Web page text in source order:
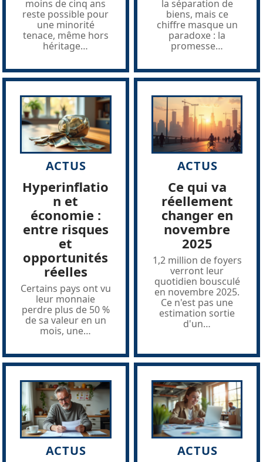
moins de cinq ans
reste possible pour
une minorité
tenace, même hors
héritage…
la séparation de
biens, mais ce
chiffre masque un
paradoxe : la
promesse…
ACTUS
Hyperinflatio
n et
économie :
entre risques
et
opportunités
réelles
Certains pays ont vu
leur monnaie
perdre plus de 50 %
de sa valeur en un
mois, une…
ACTUS
Ce qui va
réellement
changer en
novembre
2025
1,2 million de foyers
verront leur
quotidien bousculé
en novembre 2025.
Ce n'est pas une
estimation sortie
d'un…
ACTUS ACTUS